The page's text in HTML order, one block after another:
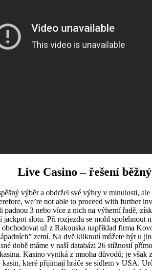
Live Casino – řešení
výběr a obdržel své výhry v minulosti,
we’re not able to proceed with further
padnou 3 nebo více z nich na výherní řadě,
slotu. Při rozjezdu se mohl spolehnout
už z Rakouska například firma
zemí. Na dvě kliknutí můžete být u
době máme v naší databázi 26 stížností
Kasino vyniká z mnoha důvodů; je však
které přijímají hráče se sídlem v USA.